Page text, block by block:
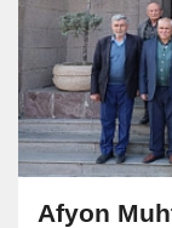
Afyon